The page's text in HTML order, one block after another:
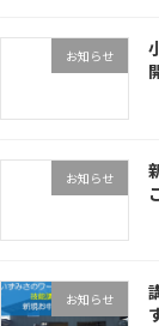
お知らせ
お知らせ
お知らせ